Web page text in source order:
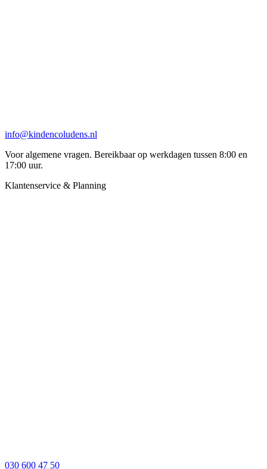
info@kindencoludens.nl
Voor algemene vragen. Bereikbaar op werkdagen tussen 8:00 en
17:00 uur.
Klantenservice & Planning
030 600 47 50